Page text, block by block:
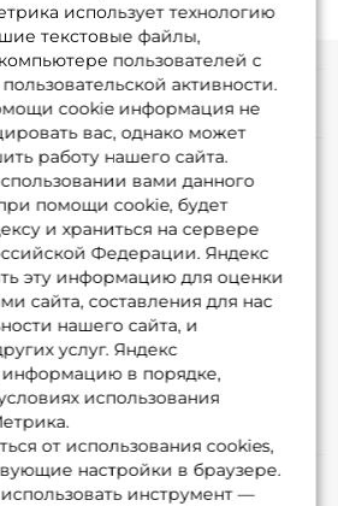
использует технологию
текстовые файлы,
пользователей с
активности.
cookie информация не
вас, однако может
работу нашего сайта.
вами данного
помощи cookie, будет
и храниться на сервере
Федерации. Яндекс
эту информацию для оценки
сайта, составления для нас
нашего сайта, и
услуг. Яндекс
информацию в порядке,
использования
от использования cookies,
настройки в браузере.
инструмент —
О магазине
Доставка
Оплата
Fox-bonus
Гуру
программа
д.7